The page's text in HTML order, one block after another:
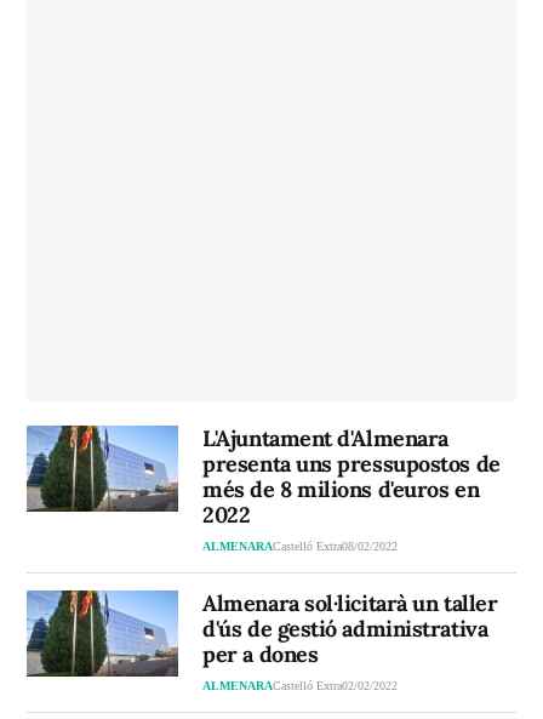
L'Ajuntament d'Almenara
presenta uns pressupostos de
més de 8 milions d'euros en
2022
ALMENARACastelló Extra08/02/2022
Almenara sol·licitarà un taller
d'ús de gestió administrativa
per a dones
ALMENARACastelló Extra02/02/2022